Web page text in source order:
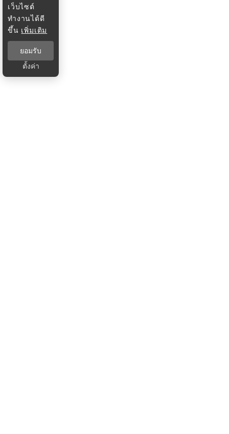
เว็บไซต์
ทำงานได้ดี
ขึ้น เพิ่มเติม
ยอมรับ
ตั้งค่า